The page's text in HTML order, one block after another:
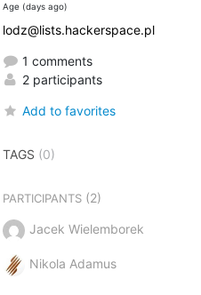
Age (days ago)
lodz@lists.hackerspace.pl
1 comments
2 participants
Add to favorites
TAGS (0)
PARTICIPANTS(2)
Jacek Wielemborek
Nikola Adamus